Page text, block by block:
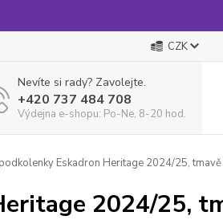
CZK
Nevíte si rady? Zavolejte.
+420 737 484 708
Výdejna e-shopu: Po-Ne, 8-20 hod.
Eskadron Heritage 2024/25,
2024/25,